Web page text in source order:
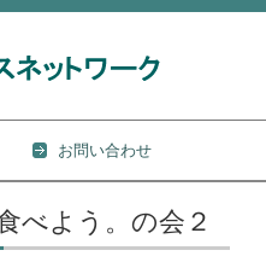
お問い合わせ
べよう。の会２